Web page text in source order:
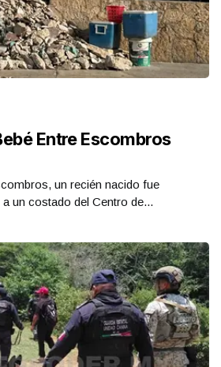
Entre Escombros
un recién nacido fue
un costado del Centro de...